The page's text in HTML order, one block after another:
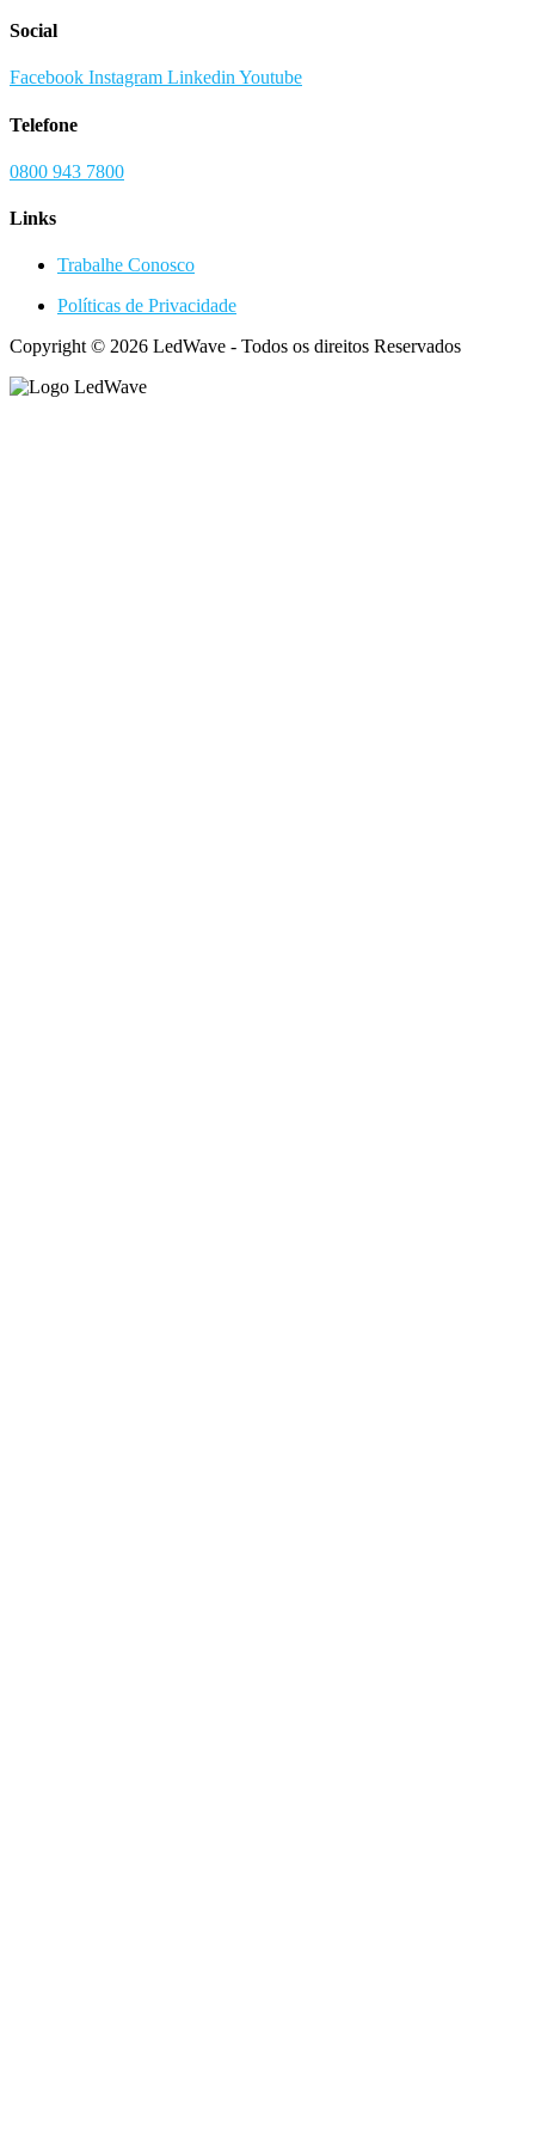
Social
Facebook Instagram LinkedinYoutube
Telefone
0800 943 7800
Links
Trabalhe Conosco
Políticas de Privacidade
Copyright © 2026 LedWave - Todos os direitos Reservados